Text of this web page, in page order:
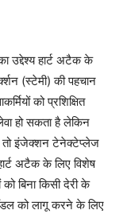
उद्देश्य हार्ट अटैक के
(स्टेमी) की पहचान
को प्रशिक्षित
हो सकता है लेकिन
तो इंजेक्शन टेनेक्टेप्लेज
अटैक के लिए विशेष
बिना किसी देरी के
को लागू करने के लिए